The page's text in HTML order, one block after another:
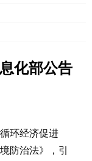
化部公告
环经济促进
防治法》，引